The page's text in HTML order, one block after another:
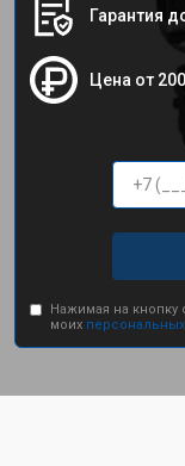
Гарантия
Цена от
Нажимая на кнопку
моих